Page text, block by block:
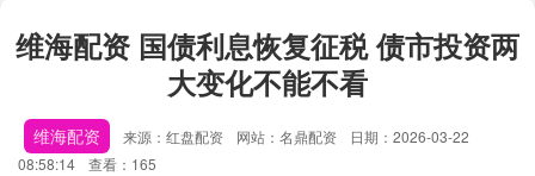
维海配资 国债利息恢复征税 债市投资两
大变化不能不看
维海配资 来源：红盘配资 网站：名鼎配资
日期：2026-03-22
08:58:14
查看：165